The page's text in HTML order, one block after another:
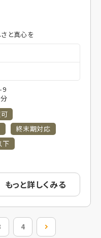
と真心を
9
終末期対応
下
もっと詳しくみる
4